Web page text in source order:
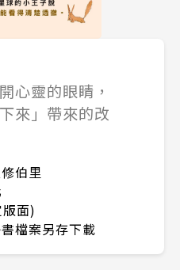
心靈的眼睛，
來」帶來的改
伯里
面)
檔案另存下載